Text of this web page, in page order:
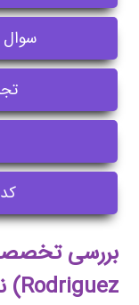
سوال
Rodriguez) نارسیسو رودریگز